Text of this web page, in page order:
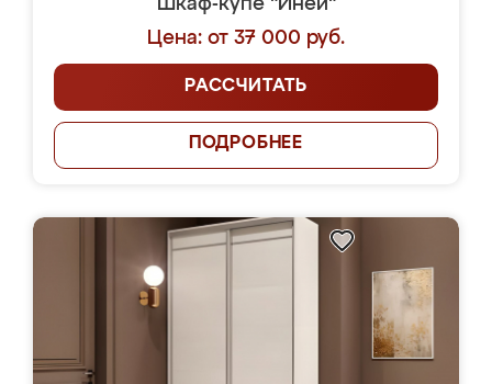
Шкаф-купе "Иней"
Цена: от 37 000 руб.
РАССЧИТАТЬ
ПОДРОБНЕЕ